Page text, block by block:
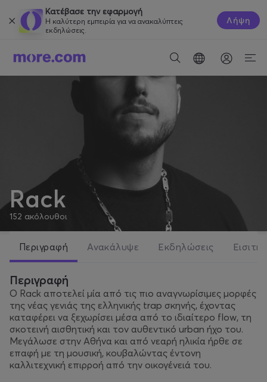
Κατέβασε την εφαρμογή
Η καλύτερη εμπειρία για να ανακαλύπτεις
εκδηλώσεις.
Λήψη
Rack
152 ακόλουθοι
Περιγραφή Ανακάλυψε Εκδηλώσεις
Περιγραφή
Ο Rack αποτελεί μία από τις πιο αναγνωρίσιμες μορφές
της νέας γενιάς της ελληνικής trap σκηνής, έχοντας
καταφέρει να ξεχωρίσει μέσα από το ιδιαίτερο flow, τη
σκοτεινή αισθητική και τον αυθεντικό urban ήχο του.
Μεγάλωσε στην Αθήνα και από νεαρή ηλικία ήρθε σε
επαφή με τη μουσική, κουβαλώντας έντονη
καλλιτεχνική επιρροή από την οικογένειά του.